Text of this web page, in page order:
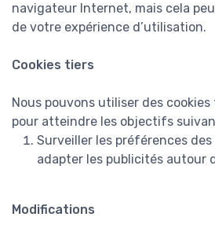
navigateur Internet, mais cela
de votre expérience d’utilisation.
Cookies tiers
Nous pouvons utiliser des
pour atteindre les objectifs
Surveiller les préférences
adapter les publicités autour
Modifications